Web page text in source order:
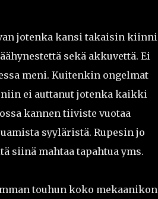
jotenka kansi takaisin kiinni
sekä akkuvettä. Ei
meni. Kuitenkin ongelmat
ei auttanut jotenka kaikki
kannen tiiviste vuotaa
syyläristä. Rupesin jo
siinä mahtaa tapahtua yms.
touhun koko mekaanikon